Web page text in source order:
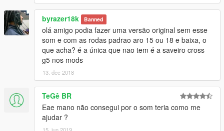
byrazer18k Banned
olá amigo podia fazer uma versão original sem esse
som e com as rodas padrao aro 15 ou 18 e baixa, o
que acha? é a única que nao tem é a saveiro cross
g5 nos mods
13. dec 2018
TeGê BR
Eae mano não consegui por o som teria como me
ajudar ?